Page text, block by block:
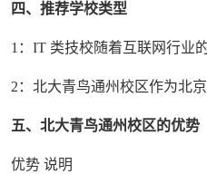
四、推荐学校类型
1：IT 类技校随着互联网行业
2：北大青鸟通州校区作为北
五、北大青鸟通州校区的优势
优势 说明